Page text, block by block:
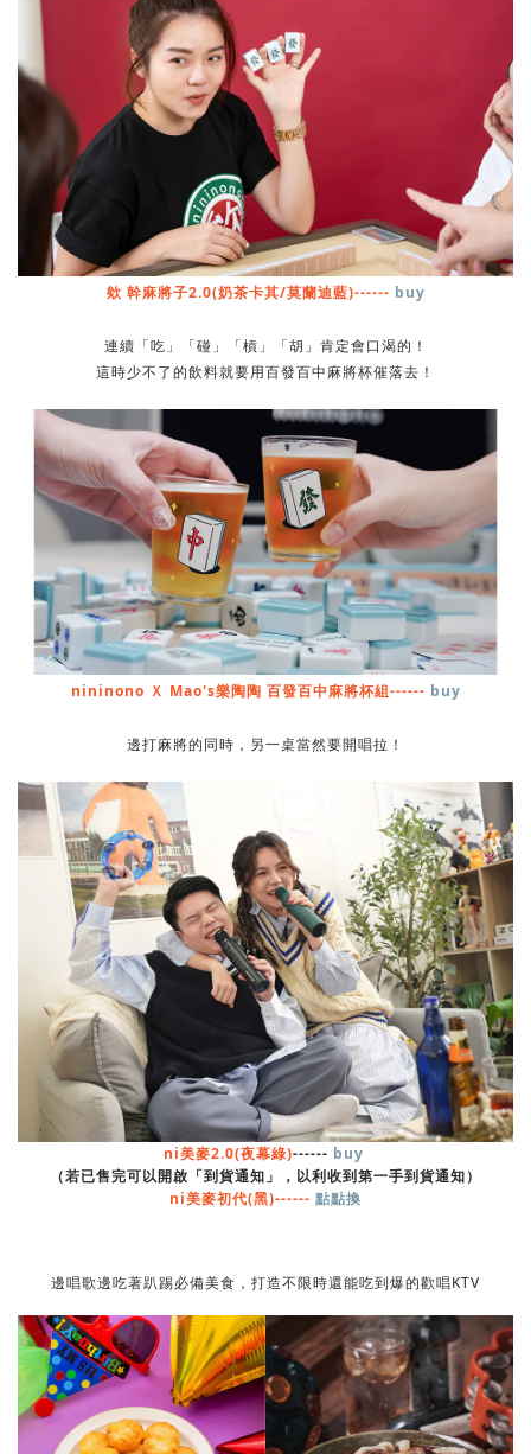
欸 幹麻將子2.0(奶茶卡其/莫蘭迪藍)------ buy
連續「吃」「碰」「槓」「胡」肯定會口渴的！
這時少不了的飲料就要用百發百中麻將杯催落去！
nininono Ｘ Mao's樂陶陶 百發百中麻將杯組------ buy
邊打麻將的同時，另一桌當然要開唱拉！
ni美麥2.0(夜幕綠)------ buy
（若已售完可以開啟「到貨通知」，以利收到第一手到貨通知）
ni美麥初代(黑)------ 點點換
邊唱歌邊吃著趴踢必備美食，打造不限時還能吃到爆的歡唱KTV